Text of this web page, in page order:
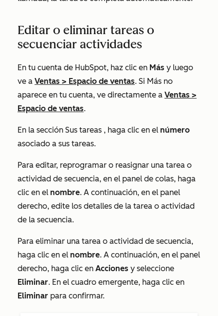
Editar o eliminar tareas o
secuenciar actividades
En tu cuenta de HubSpot, haz clic en Más y luego
ve a Ventas > Espacio de ventas. Si Más no
aparece en tu cuenta, ve directamente a Ventas >
Espacio de ventas.
En la sección Sus tareas , haga clic en el número
asociado a sus tareas.
Para editar, reprogramar o reasignar una tarea o
actividad de secuencia, en el panel de colas, haga
clic en el nombre. A continuación, en el panel
derecho, edite los detalles de la tarea o actividad
de la secuencia.
Para eliminar una tarea o actividad de secuencia,
haga clic en el nombre. A continuación, en el panel
derecho, haga clic en Acciones y seleccione
Eliminar. En el cuadro emergente, haga clic en
Eliminar para confirmar.